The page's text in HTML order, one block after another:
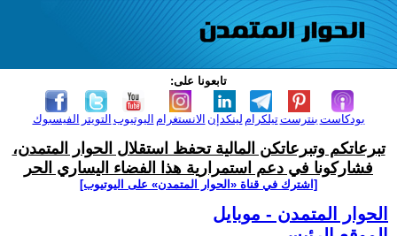
تابعونا على:
الفيسبوك التويتر اليوتيوب الانستغرام لينكدإن تيلكرامبنترست بودكاست
تبرعاتكم وتبرعاتكن المالية تحفظ استقلال الحوار المتمدن،
فشاركونا في دعم استمرارية هذا الفضاء اليساري الحر
[اشترك في قناة ‫«الحوار المتمدن» على اليوتيوب]
الحوار المتمدن - موبايل